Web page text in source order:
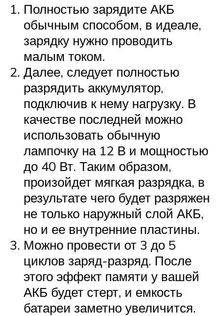
Полностью зарядите АКБ
обычным способом, в идеале,
зарядку нужно проводить
малым током.
Далее, следует полностью
разрядить аккумулятор,
подключив к нему нагрузку. В
качестве последней можно
использовать обычную
лампочку на 12 В и мощностью
до 40 Вт. Таким образом,
произойдет мягкая разрядка, в
результате чего будет разряжен
не только наружный слой АКБ,
но и ее внутренние пластины.
Можно провести от 3 до 5
циклов заряд-разряд. После
этого эффект памяти у вашей
АКБ будет стерт, и емкость
батареи заметно увеличится.